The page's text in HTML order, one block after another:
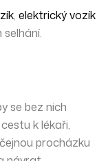
, elektrický vozík
se bez nich
k lékaři,
procházku